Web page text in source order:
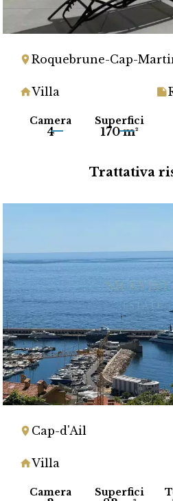
Roquebrune-Cap-
Villa
Camera
4
Superfici
170 m²
Trattativa
Cap-d'Ail
Villa
Camera Superfici